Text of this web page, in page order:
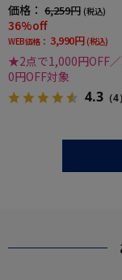
価格： 6,259円 (税込)
36%off
WEB価格： 3,990円 (税込)
★2点で1,000円OFF
0円OFF対象
4.3 （4）